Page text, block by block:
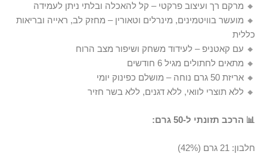
🔸 מרקם רך ועיצוב פרקטי – קל להאכלה ובלתי ניתן לעמידה
🔸 מועשר בוויטמינים, מינרלים וטאורין – מחזק לב, ראייה ובריאות
כללית
🔸 עם קאטניפ – לעידוד משחק ושיפור מצב הרוח
🔸 מתאים לחתולים מגיל 6 חודשים
🔸 אריזת 50 גרם נוחה – מושלם כפינוק יומי
🔸 ללא תוצרי לוואי, ללא דגנים, ללא בשר חזיר
📊 הרכב תזונתי ל-50 גרם:
חלבון: 21 גרם (42%)